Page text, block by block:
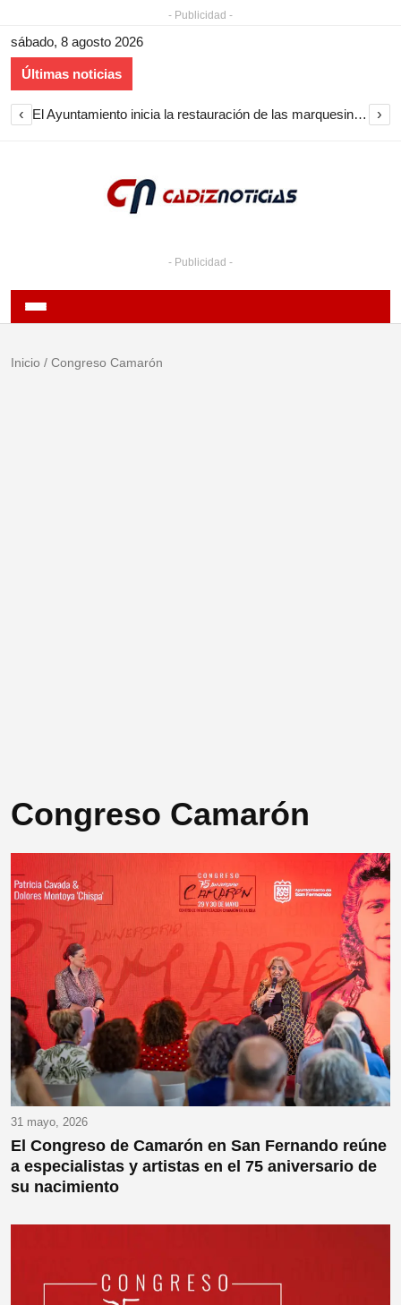
- Publicidad -
sábado, 8 agosto 2026
Últimas noticias
‹ El Ayuntamiento inicia la restauración de las marquesinas de Plaza Esteve para volver a instalarlas en el centro de Jerez ›
- Publicidad -
Inicio / Congreso Camarón
Congreso Camarón
31 mayo, 2026
El Congreso de Camarón en San Fernando reúne
a especialistas y artistas en el 75 aniversario de
su nacimiento